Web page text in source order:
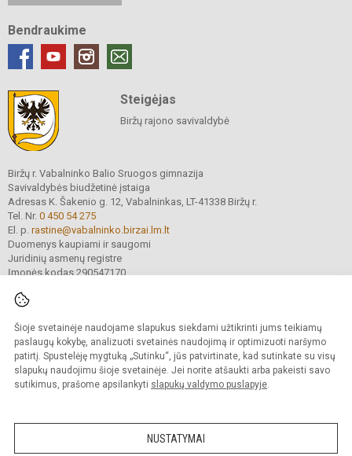
Šioje svetainėje naudojame slapukus siekdami užtikrinti jums teikiamų
paslaugų kokybę, analizuoti svetainės naudojimą ir optimizuoti naršymo
patirtį. Spustelėję mygtuką „Sutinku“, jūs patvirtinate, kad sutinkate su visų
slapukų naudojimu šioje svetainėje. Jei norite atšaukti arba pakeisti savo
sutikimus, prašome apsilankyti slapukų valdymo puslapyje.
NUSTATYMAI
Bendraukime
Steigėjas
Biržų rajono savivaldybė
Biržų r. Vabalninko Balio Sruogos gimnazija
Savivaldybės biudžetinė įstaiga
Adresas K. Šakenio g. 12, Vabalninkas, LT-41338 Biržų r.
Tel. Nr. 0 450 54 275
El. p. rastine@vabalninko.birzai.lm.lt
Duomenys kaupiami ir saugomi
Juridinių asmenų registre
Įmonės kodas 290547170
© 2025. Biržų r. Vabalninko Balio Sruogos gimnazija. Visos teisės saugomos.
Kopijuoti turinį be raštiško įstaigos administracijos sutikimo griežtai draudžiama.
Prieinamumo paraiška Slapukų valdymas
Sumanus būdas atnaujinti